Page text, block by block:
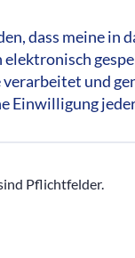
dass meine in
und
Einwilligung
Pflichtfelder.